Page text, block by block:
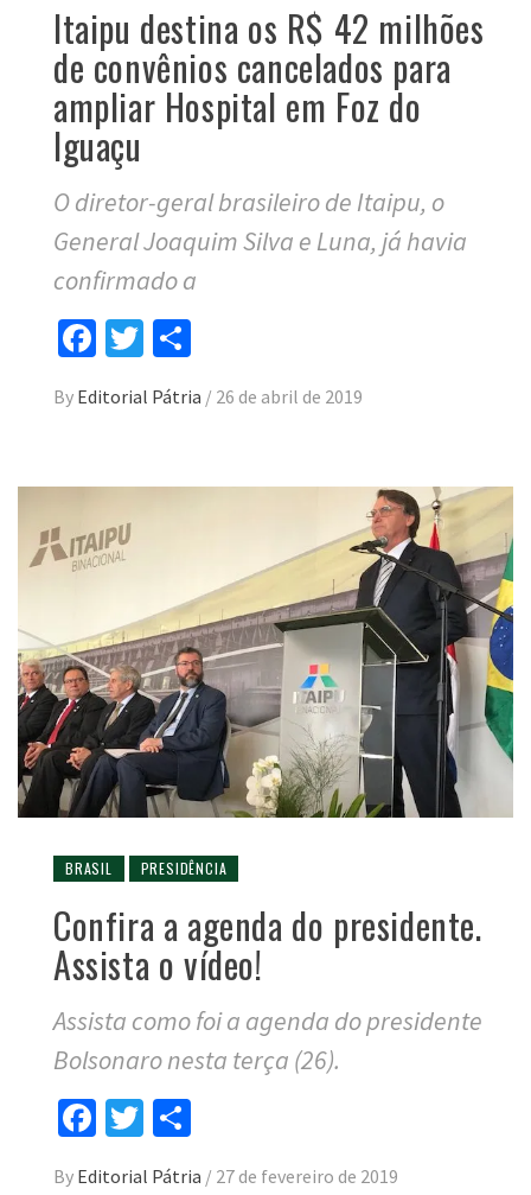
Itaipu destina os R$ 42 milhões
de convênios cancelados para
ampliar Hospital em Foz do
Iguaçu
O diretor-geral brasileiro de Itaipu, o
General Joaquim Silva e Luna, já havia
confirmado a
Facebook
Twitter
By Editorial Pátria / 26 de abril de 2019
BRASIL PRESIDÊNCIA
Confira a agenda do presidente.
Assista o vídeo!
Assista como foi a agenda do presidente
Bolsonaro nesta terça (26).
Facebook
Twitter
By Editorial Pátria / 27 de fevereiro de 2019